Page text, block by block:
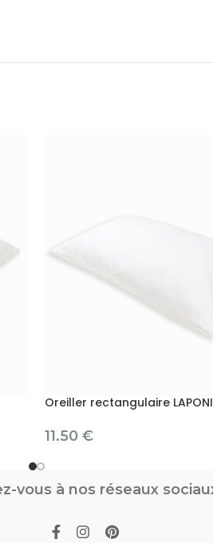
Oreiller rectangulaire
11.50 €
vous à nos réseaux